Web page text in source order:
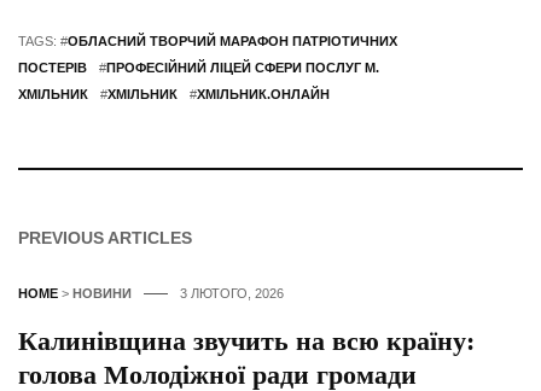
TAGS: #ОБЛАСНИЙ ТВОРЧИЙ МАРАФОН ПАТРІОТИЧНИХ
ПОСТЕРІВ
#ПРОФЕСІЙНИЙ ЛІЦЕЙ СФЕРИ ПОСЛУГ М.
ХМІЛЬНИК
#ХМІЛЬНИК #ХМІЛЬНИК.ОНЛАЙН
PREVIOUS ARTICLES
HOME > НОВИНИ 3 ЛЮТОГО, 2026
Калинівщина звучить на всю країну:
голова Молодіжної ради громади